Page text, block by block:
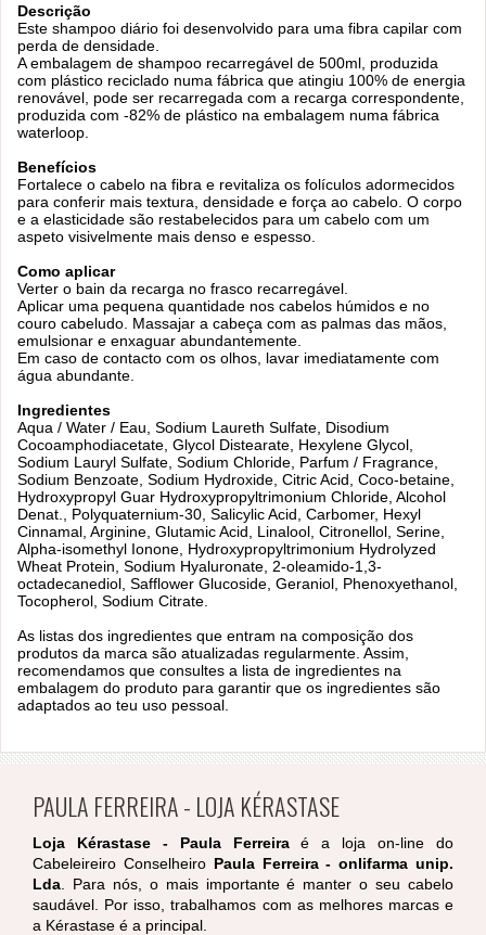
Descrição
Este shampoo diário foi desenvolvido para uma fibra capilar com
perda de densidade.
A embalagem de shampoo recarregável de 500ml, produzida
com plástico reciclado numa fábrica que atingiu 100% de energia
renovável, pode ser recarregada com a recarga correspondente,
produzida com -82% de plástico na embalagem numa fábrica
waterloop.
Benefícios
Fortalece o cabelo na fibra e revitaliza os folículos adormecidos
para conferir mais textura, densidade e força ao cabelo. O corpo
e a elasticidade são restabelecidos para um cabelo com um
aspeto visivelmente mais denso e espesso.
Como aplicar
Verter o bain da recarga no frasco recarregável.
Aplicar uma pequena quantidade nos cabelos húmidos e no
couro cabeludo. Massajar a cabeça com as palmas das mãos,
emulsionar e enxaguar abundantemente.
Em caso de contacto com os olhos, lavar imediatamente com
água abundante.
Ingredientes
Aqua / Water / Eau, Sodium Laureth Sulfate, Disodium
Cocoamphodiacetate, Glycol Distearate, Hexylene Glycol,
Sodium Lauryl Sulfate, Sodium Chloride, Parfum / Fragrance,
Sodium Benzoate, Sodium Hydroxide, Citric Acid, Coco-betaine,
Hydroxypropyl Guar Hydroxypropyltrimonium Chloride, Alcohol
Denat., Polyquaternium-30, Salicylic Acid, Carbomer, Hexyl
Cinnamal, Arginine, Glutamic Acid, Linalool, Citronellol, Serine,
Alpha-isomethyl Ionone, Hydroxypropyltrimonium Hydrolyzed
Wheat Protein, Sodium Hyaluronate, 2-oleamido-1,3-
octadecanediol, Safflower Glucoside, Geraniol, Phenoxyethanol,
Tocopherol, Sodium Citrate.
As listas dos ingredientes que entram ​​na composição dos
produtos da marca são atualizadas regularmente. Assim,
recomendamos que consultes a lista de ingredientes na
embalagem do produto para garantir que os ingredientes são
adaptados ao teu uso pessoal.
PAULA FERREIRA - LOJA KÉRASTASE
Loja Kérastase - Paula Ferreiraé a loja on-line do
Cabeleireiro ConselheiroPaula Ferreira - onlifarma unip.
Lda . Para nós, o mais importante é manter o seu cabelo
saudável. Por isso, trabalhamos com as melhores marcas e
a Kérastase é a principal.